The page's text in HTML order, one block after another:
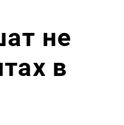
не
в